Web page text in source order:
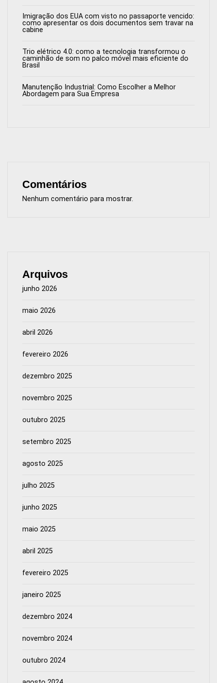
Imigração dos EUA com visto no passaporte vencido:
como apresentar os dois documentos sem travar na
cabine
Trio elétrico 4.0: como a tecnologia transformou o
caminhão de som no palco móvel mais eficiente do
Brasil
Manutenção Industrial: Como Escolher a Melhor
Abordagem para Sua Empresa
Comentários
Nenhum comentário para mostrar.
Arquivos
junho 2026
maio 2026
abril 2026
fevereiro 2026
dezembro 2025
novembro 2025
outubro 2025
setembro 2025
agosto 2025
julho 2025
junho 2025
maio 2025
abril 2025
fevereiro 2025
janeiro 2025
dezembro 2024
novembro 2024
outubro 2024